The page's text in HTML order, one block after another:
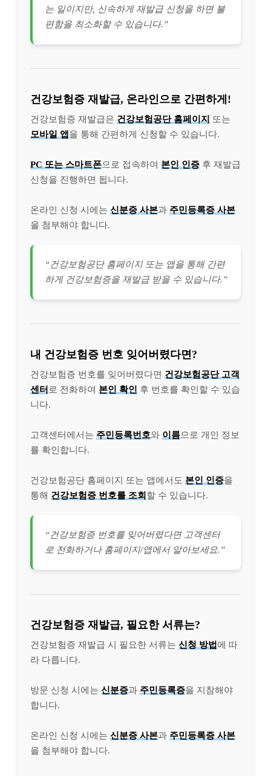
는 일이지만, 신속하게 재발급 신청을 하면 불
편함을 최소화할 수 있습니다.”
건강보험증 재발급, 온라인으로 간편하게!
건강보험증 재발급은 건강보험공단 홈페이지
또는
모바일 앱 을 통해 간편하게 신청할 수 있습니다.
PC 또는 스마트폰으로 접속하여 본인 인증 후 재발급
신청을 진행하면 됩니다.
온라인 신청 시에는 신분증 사본과 주민등록증 사본
을 첨부해야 합니다.
“건강보험공단 홈페이지 또는 앱을 통해 간편
하게 건강보험증을 재발급 받을 수 있습니다.”
내 건강보험증 번호 잊어버렸다면?
건강보험증 번호를 잊어버렸다면 건강보험공단 고객
센터 로 전화하여 본인 확인 후 번호를 확인할 수 있습
니다.
고객센터에서는 주민등록번호와 이름으로 개인 정보
를 확인합니다.
건강보험공단 홈페이지 또는 앱에서도 본인 인증을
통해 건강보험증 번호를 조회 할 수 있습니다.
“건강보험증 번호를 잊어버렸다면 고객센터
로 전화하거나 홈페이지/앱에서 알아보세요.”
건강보험증 재발급, 필요한 서류는?
건강보험증 재발급 시 필요한 서류는 신청 방법 에 따
라 다릅니다.
방문 신청 시에는 신분증과 주민등록증을 지참해야
합니다.
온라인 신청 시에는 신분증 사본과 주민등록증 사본
을 첨부해야 합니다.